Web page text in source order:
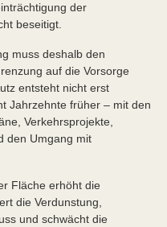
der
beseitigt.
muss deshalb den
auf die Vorsorge
entsteht nicht erst
Jahrzehnte früher – mit den
Verkehrsprojekte,
den Umgang mit
Fläche erhöht die
die Verdunstung,
und schwächt die